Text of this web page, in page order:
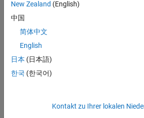
Conversion
Weighted
Sample Time
Width
New Zealand (English)
中国
简体中文
English
日本 (日本語)
한국 (한국어)
Kontakt zu Ihrer lokalen